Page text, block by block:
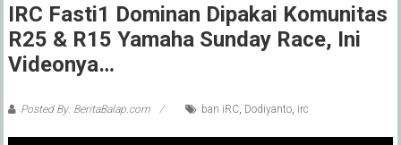
IRC Fasti1 Dominan Dipakai Komunitas
R25 & R15 Yamaha Sunday Race, Ini
Videonya…
Posted By: BeritaBalap.com ban iRC, Dodiyanto, irc